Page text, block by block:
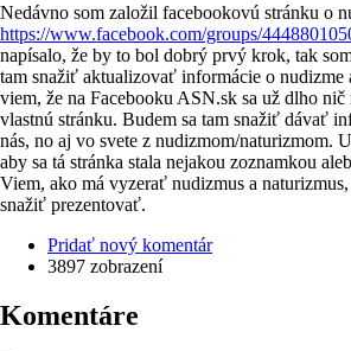
Nedávno som založil facebookovú stránku o
https://www.facebook.com/groups/
napísalo, že by to bol dobrý prvý krok, tak
tam snažiť aktualizovať informácie o nudizme
viem, že na Facebooku ASN.sk sa už dlho nič
vlastnú stránku. Budem sa tam snažiť dávať
nás, no aj vo svete z nudizmom/naturizmom.
aby sa tá stránka stala nejakou zoznamkou
Viem, ako má vyzerať nudizmus a
snažiť prezentovať.
Pridať nový komentár
3897 zobrazení
Komentáre